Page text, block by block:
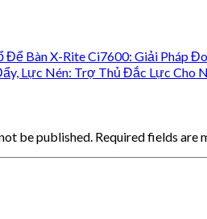
Để Bàn X-Rite Ci7600: Giải Pháp
Lực Nén: Trợ Thủ Đắc Lực Cho
be published. Required fields are